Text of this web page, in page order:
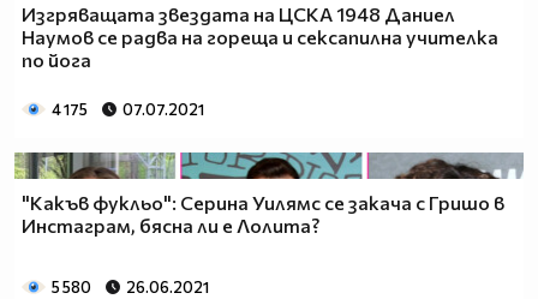
Изгряващата звездата на ЦСКА 1948 Даниел
Наумов се радва на гореща и сексапилна учителка
по йога
4 175 07.07.2021
"Какъв фукльо": Серина Уилямс се закача с Гришо в
Инстаграм, бясна ли е Лолита?
5 580 26.06.2021